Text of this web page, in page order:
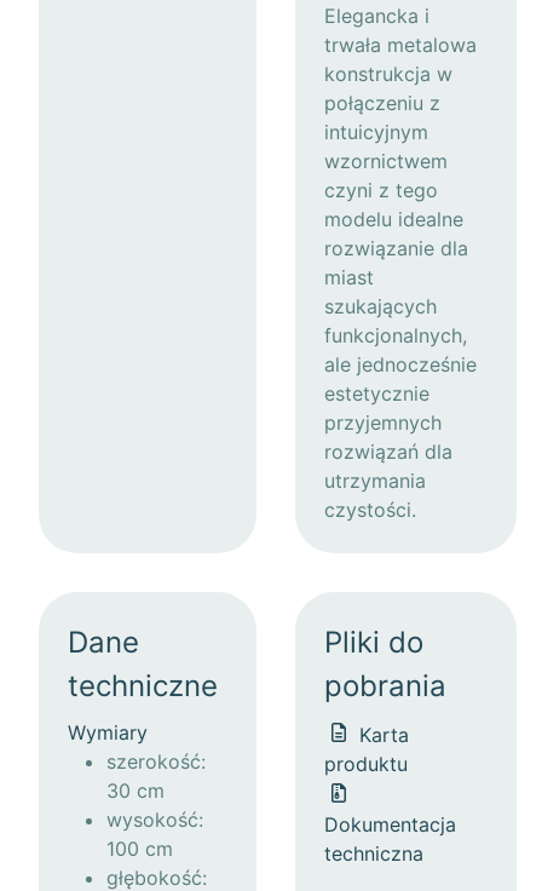
Elegancka i
trwała metalowa
konstrukcja w
połączeniu z
intuicyjnym
wzornictwem
czyni z tego
modelu idealne
rozwiązanie dla
miast
szukających
funkcjonalnych,
ale jednocześnie
estetycznie
przyjemnych
rozwiązań dla
utrzymania
czystości.
Dane
techniczne
Wymiary
szerokość:
30 cm
wysokość:
100 cm
głębokość:
Pliki do
pobrania
Karta
produktu
Dokumentacja
techniczna